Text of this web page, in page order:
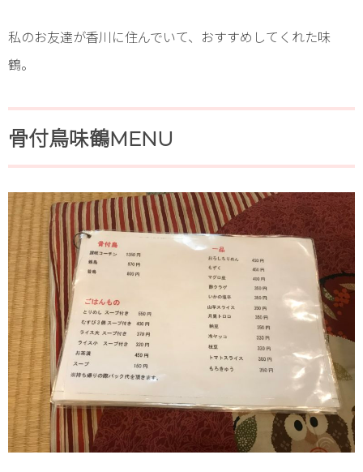
私のお友達が香川に住んでいて、おすすめしてくれた味
鶴。
骨付鳥味鶴MENU